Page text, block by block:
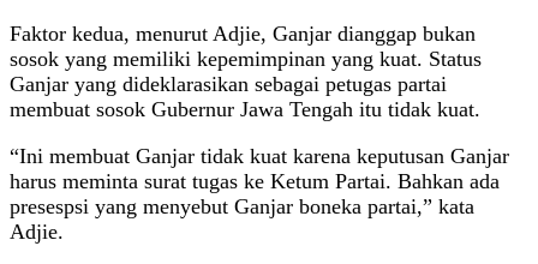
Faktor kedua, menurut Adjie, Ganjar dianggap bukan
sosok yang memiliki kepemimpinan yang kuat. Status
Ganjar yang dideklarasikan sebagai petugas partai
membuat sosok Gubernur Jawa Tengah itu tidak kuat.
“Ini membuat Ganjar tidak kuat karena keputusan Ganjar
harus meminta surat tugas ke Ketum Partai. Bahkan ada
presespsi yang menyebut Ganjar boneka partai,” kata
Adjie.